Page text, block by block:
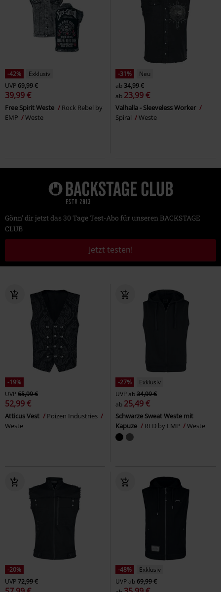
-42%
Exklusiv
UVP69,99 €
39,99 €
Free Spirit Weste
Rock Rebel by
EMP
Weste
-31%
Neu
ab34,99 €
ab 23,99 €
Valhalla - Sleeveless Worker
Spiral
Weste
Gönn' dir jetzt das 30 Tage Test-Abo für unseren BACKSTAGE
CLUB
Jetzt testen!
-19%
UVP65,99 €
52,99 €
Atticus Vest
Poizen Industries
Weste
-27%
Exklusiv
UVPab34,99 €
ab 25,49 €
Schwarze Sweat Weste mit
Kapuze
RED by EMP Weste
-20%
UVP72,99 €
-48%
Exklusiv
UVPab69,99 €